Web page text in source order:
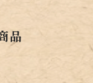
品